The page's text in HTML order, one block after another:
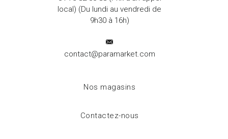
local) (Du lundi au vendredi de
9h30 à 16h)
contact@paramarket.com
Nos magasins
Contactez-nous